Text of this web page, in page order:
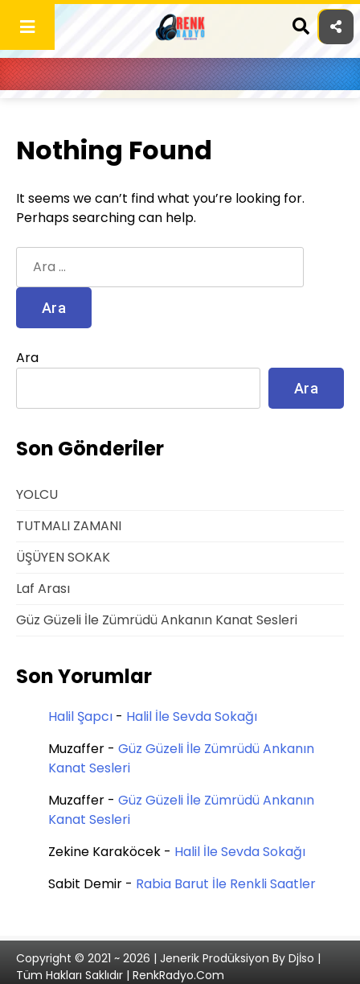
content
Nothing Found
It seems we can’t find what you’re looking for.
Perhaps searching can help.
Ara
Ara
Son Gönderiler
YOLCU
TUTMALI ZAMANI
ÜŞÜYEN SOKAK
Laf Arası
Güz Güzeli İle Zümrüdü Ankanın Kanat Sesleri
Son Yorumlar
Halil Şapcı - Halil İle Sevda Sokağı
Muzaffer - Güz Güzeli İle Zümrüdü Ankanın
Kanat Sesleri
Muzaffer - Güz Güzeli İle Zümrüdü Ankanın
Kanat Sesleri
Zekine Karaköcek - Halil İle Sevda Sokağı
Sabit Demir - Rabia Barut İle Renkli Saatler
Copyright © 2021 ~ 2026 | Jenerik Prodüksiyon By Djİso |
Tüm Hakları Saklıdır | RenkRadyo.Com